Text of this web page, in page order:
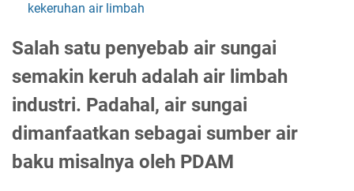
kekeruhan air limbah
Salah satu penyebab air sungai
semakin keruh adalah air limbah
industri. Padahal, air sungai
dimanfaatkan sebagai sumber air
baku misalnya oleh PDAM